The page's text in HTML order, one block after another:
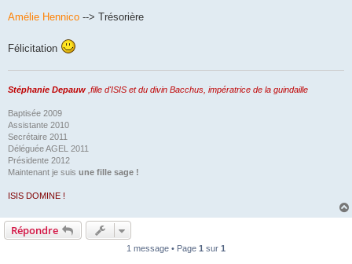
Amélie Hennico --> Trésorière
Félicitation
Stéphanie Depauw ,fille d'ISIS et du divin Bacchus, impératrice de la guindaille
Baptisée 2009
Assistante 2010
Secrétaire 2011
Déléguée AGEL 2011
Présidente 2012
Maintenant je suis une fille sage !
ISIS DOMINE !
Répondre
1 message • Page 1 sur 1